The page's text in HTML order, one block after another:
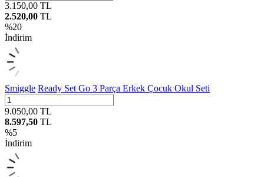
3.150,00 TL
2.520,00 TL
%20
İndirim
Smiggle Ready Set Go 3 Parça Erkek Çocuk Okul Seti
9.050,00 TL
8.597,50 TL
%5
İndirim